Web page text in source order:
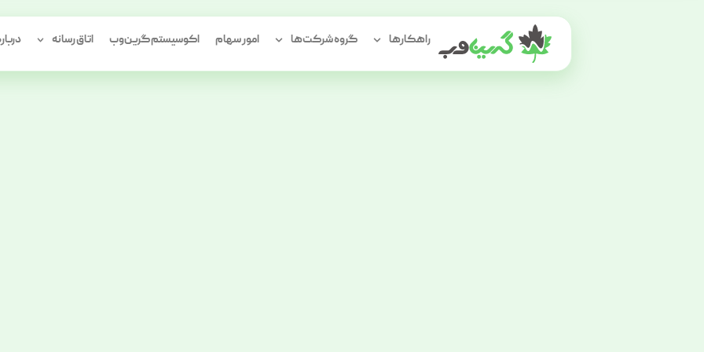
راهکارها گروه شرکت‌ها امور سهام اکوسیستم گرین‌وب اتاق رسانه